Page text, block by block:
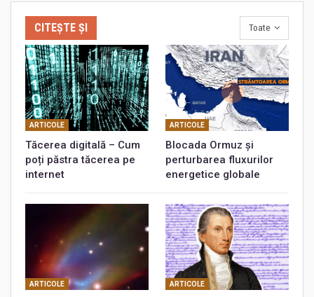
Toate
CITEȘTE ȘI
ARTICOLE
Tăcerea digitală – Cum
poți păstra tăcerea pe
internet
ARTICOLE
Blocada Ormuz și
perturbarea fluxurilor
energetice globale
ARTICOLE ARTICOLE